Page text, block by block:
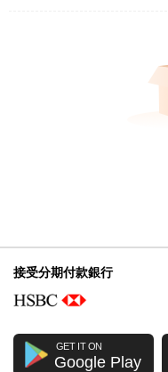
接受分期付款銀行
GET IT ON
Google Play